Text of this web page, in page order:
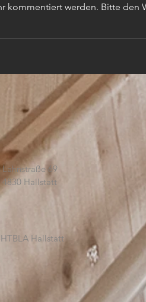
kommentiert werden. Bitte den
Lahnstraße 69
4830 Hallstatt
HTBLA Hallstatt